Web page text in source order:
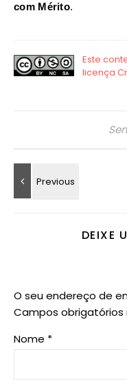
com Mérito.
DEIXE
O seu endereço de
Campos
Nome *